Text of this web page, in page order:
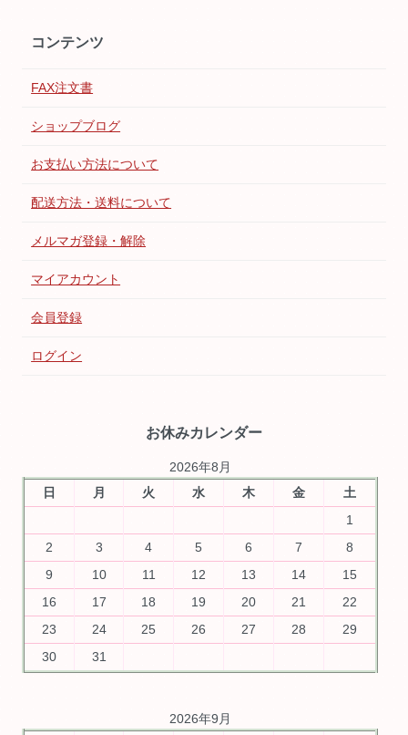
コンテンツ
FAX注文書
ショップブログ
お支払い方法について
配送方法・送料について
メルマガ登録・解除
マイアカウント
会員登録
ログイン
お休みカレンダー
2026年8月
日
月 火 水 木 金
土
1
2
3 4 5 6 7
8
9
10 11 12 13 14
15
16
17 18 19 20 21
22
23
24 25 26 27 28
29
30
31
2026年9月